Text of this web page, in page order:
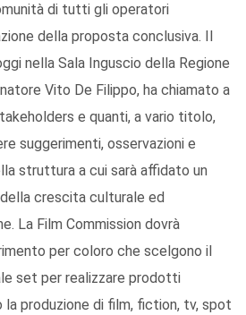
di tutti gli operatori
della proposta conclusiva. Il
nella Sala Inguscio della Regione
Vito De Filippo, ha chiamato a
e quanti, a vario titolo,
suggerimenti, osservazioni e
struttura a cui sarà affidato un
crescita culturale ed
La Film Commission dovrà
per coloro che scelgono il
set per realizzare prodotti
la produzione di film, fiction, tv, spot